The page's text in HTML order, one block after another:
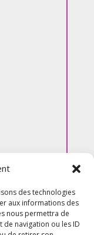
des technologies
aux informations des
nous permettra de
navigation ou les ID